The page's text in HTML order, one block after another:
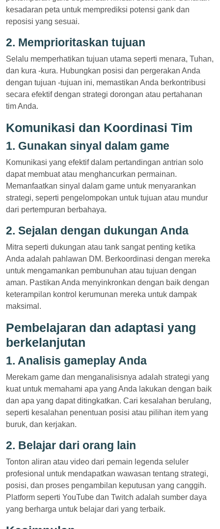
kesadaran peta untuk memprediksi potensi gank dan
reposisi yang sesuai.
2. Memprioritaskan tujuan
Selalu memperhatikan tujuan utama seperti menara, Tuhan,
dan kura -kura. Hubungkan posisi dan pergerakan Anda
dengan tujuan -tujuan ini, memastikan Anda berkontribusi
secara efektif dengan strategi dorongan atau pertahanan
tim Anda.
Komunikasi dan Koordinasi Tim
1. Gunakan sinyal dalam game
Komunikasi yang efektif dalam pertandingan antrian solo
dapat membuat atau menghancurkan permainan.
Memanfaatkan sinyal dalam game untuk menyarankan
strategi, seperti pengelompokan untuk tujuan atau mundur
dari pertempuran berbahaya.
2. Sejalan dengan dukungan Anda
Mitra seperti dukungan atau tank sangat penting ketika
Anda adalah pahlawan DM. Berkoordinasi dengan mereka
untuk mengamankan pembunuhan atau tujuan dengan
aman. Pastikan Anda menyinkronkan dengan baik dengan
keterampilan kontrol kerumunan mereka untuk dampak
maksimal.
Pembelajaran dan adaptasi yang
berkelanjutan
1. Analisis gameplay Anda
Merekam game dan menganalisisnya adalah strategi yang
kuat untuk memahami apa yang Anda lakukan dengan baik
dan apa yang dapat ditingkatkan. Cari kesalahan berulang,
seperti kesalahan penentuan posisi atau pilihan item yang
buruk, dan kerjakan.
2. Belajar dari orang lain
Tonton aliran atau video dari pemain legenda seluler
profesional untuk mendapatkan wawasan tentang strategi,
posisi, dan proses pengambilan keputusan yang canggih.
Platform seperti YouTube dan Twitch adalah sumber daya
yang berharga untuk belajar dari yang terbaik.